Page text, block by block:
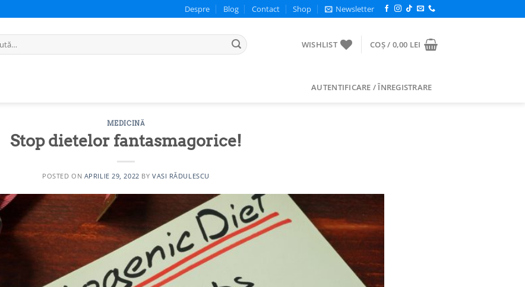
Despre Blog Contact Shop Newsletter
WISHLIST COȘ / 0,00 LEI
AUTENTIFICARE / ÎNREGISTRARE
MEDICINĂ
Stop dietelor fantasmagorice!
POSTED ON APRILIE 29, 2022 BY VASI RĂDULESCU